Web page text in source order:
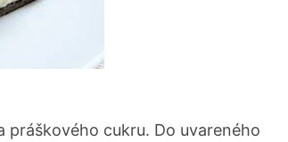
práškového cukru. Do uvareného